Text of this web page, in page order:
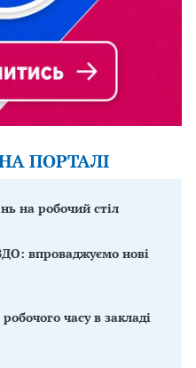
ПОРТАЛІ
на робочий стіл
впроваджуємо нові
часу в закладі